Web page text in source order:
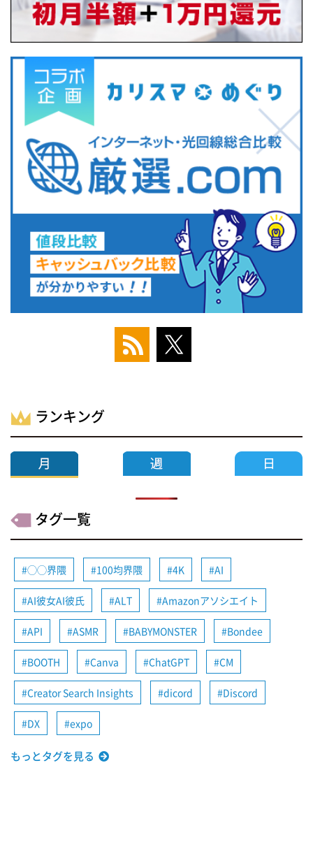
ランキング
タグ一覧
◯◯界隈 100均界隈 4K AI
AI彼女AI彼氏 ALT Amazonアソシエイト
API ASMR BABYMONSTER Bondee
BOOTH Canva ChatGPT CM
Creator Search Insights dicord Discord
DX expo
もっとタグを見る